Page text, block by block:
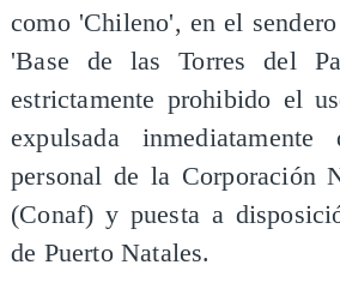
como 'Chileno', en el
'Base de las Torres del
estrictamente prohibido el
expulsada
personal de la Corporación
(Conaf) y puesta a
de Puerto Natales.